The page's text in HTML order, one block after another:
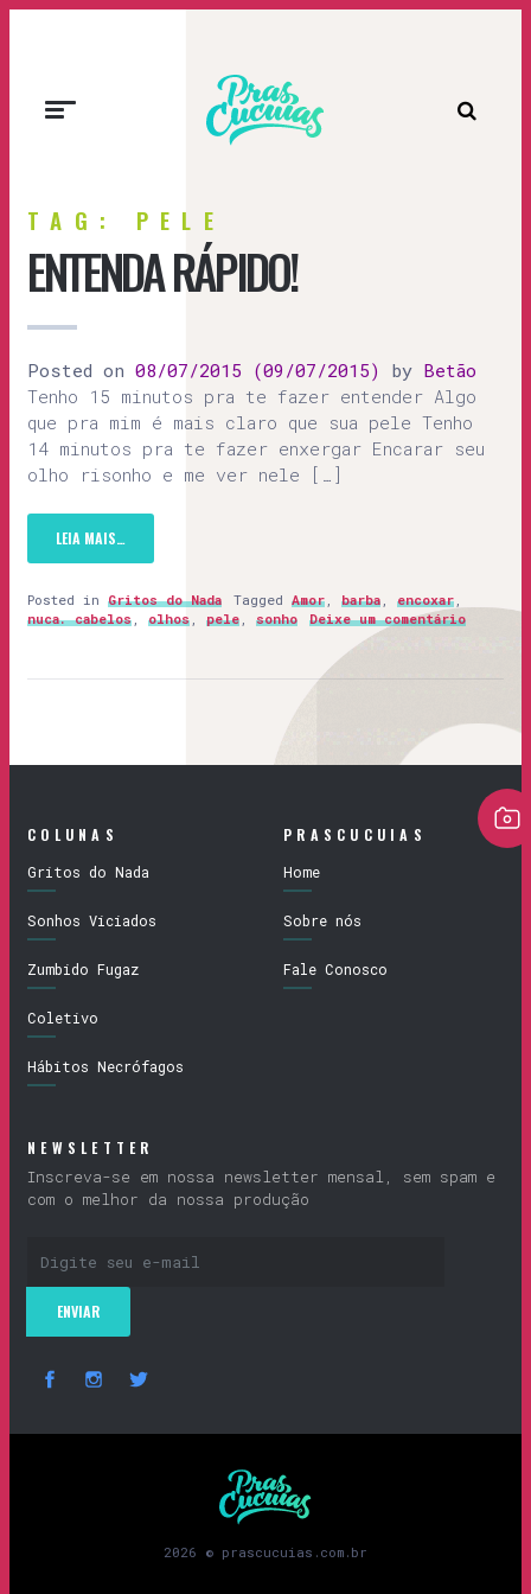
Prascucuias
TAG: PELE
ENTENDA RÁPIDO!
Posted on 08/07/2015 (09/07/2015) by Betão
Tenho 15 minutos pra te fazer entender Algo
que pra mim é mais claro que sua pele Tenho
14 minutos pra te fazer enxergar Encarar seu
olho risonho e me ver nele […]
LEIA MAIS…
Posted in Gritos do Nada Tagged Amor barba encoxar
nuca. cabelos
olhos pele sonho Deixe um comentário
COLUNAS
Gritos do Nada
Sonhos Viciados
Zumbido Fugaz
Coletivo
Hábitos Necrófagos
PRASCUCUIAS
Home
Sobre nós
Fale Conosco
NEWSLETTER
Inscreva-se em nossa newsletter mensal, sem spam e
com o melhor da nossa produção
Prascucuias
2026 © prascucuias.com.br